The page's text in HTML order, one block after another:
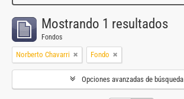
Mostrando 1 resultados
Fondos
Norberto Chavarri Fondo
Opciones avanzadas de búsqueda